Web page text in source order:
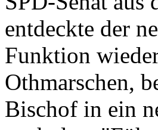
entdeckte der
Funktion
Othmarschen,
Bischof in ein